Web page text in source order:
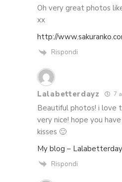
Oh very great photos
xx
http://
Rispondi
Lalabetterdayz 7
Beautiful photos! i love
very nice! hope you
kisses 🙂
My blog –
Rispondi